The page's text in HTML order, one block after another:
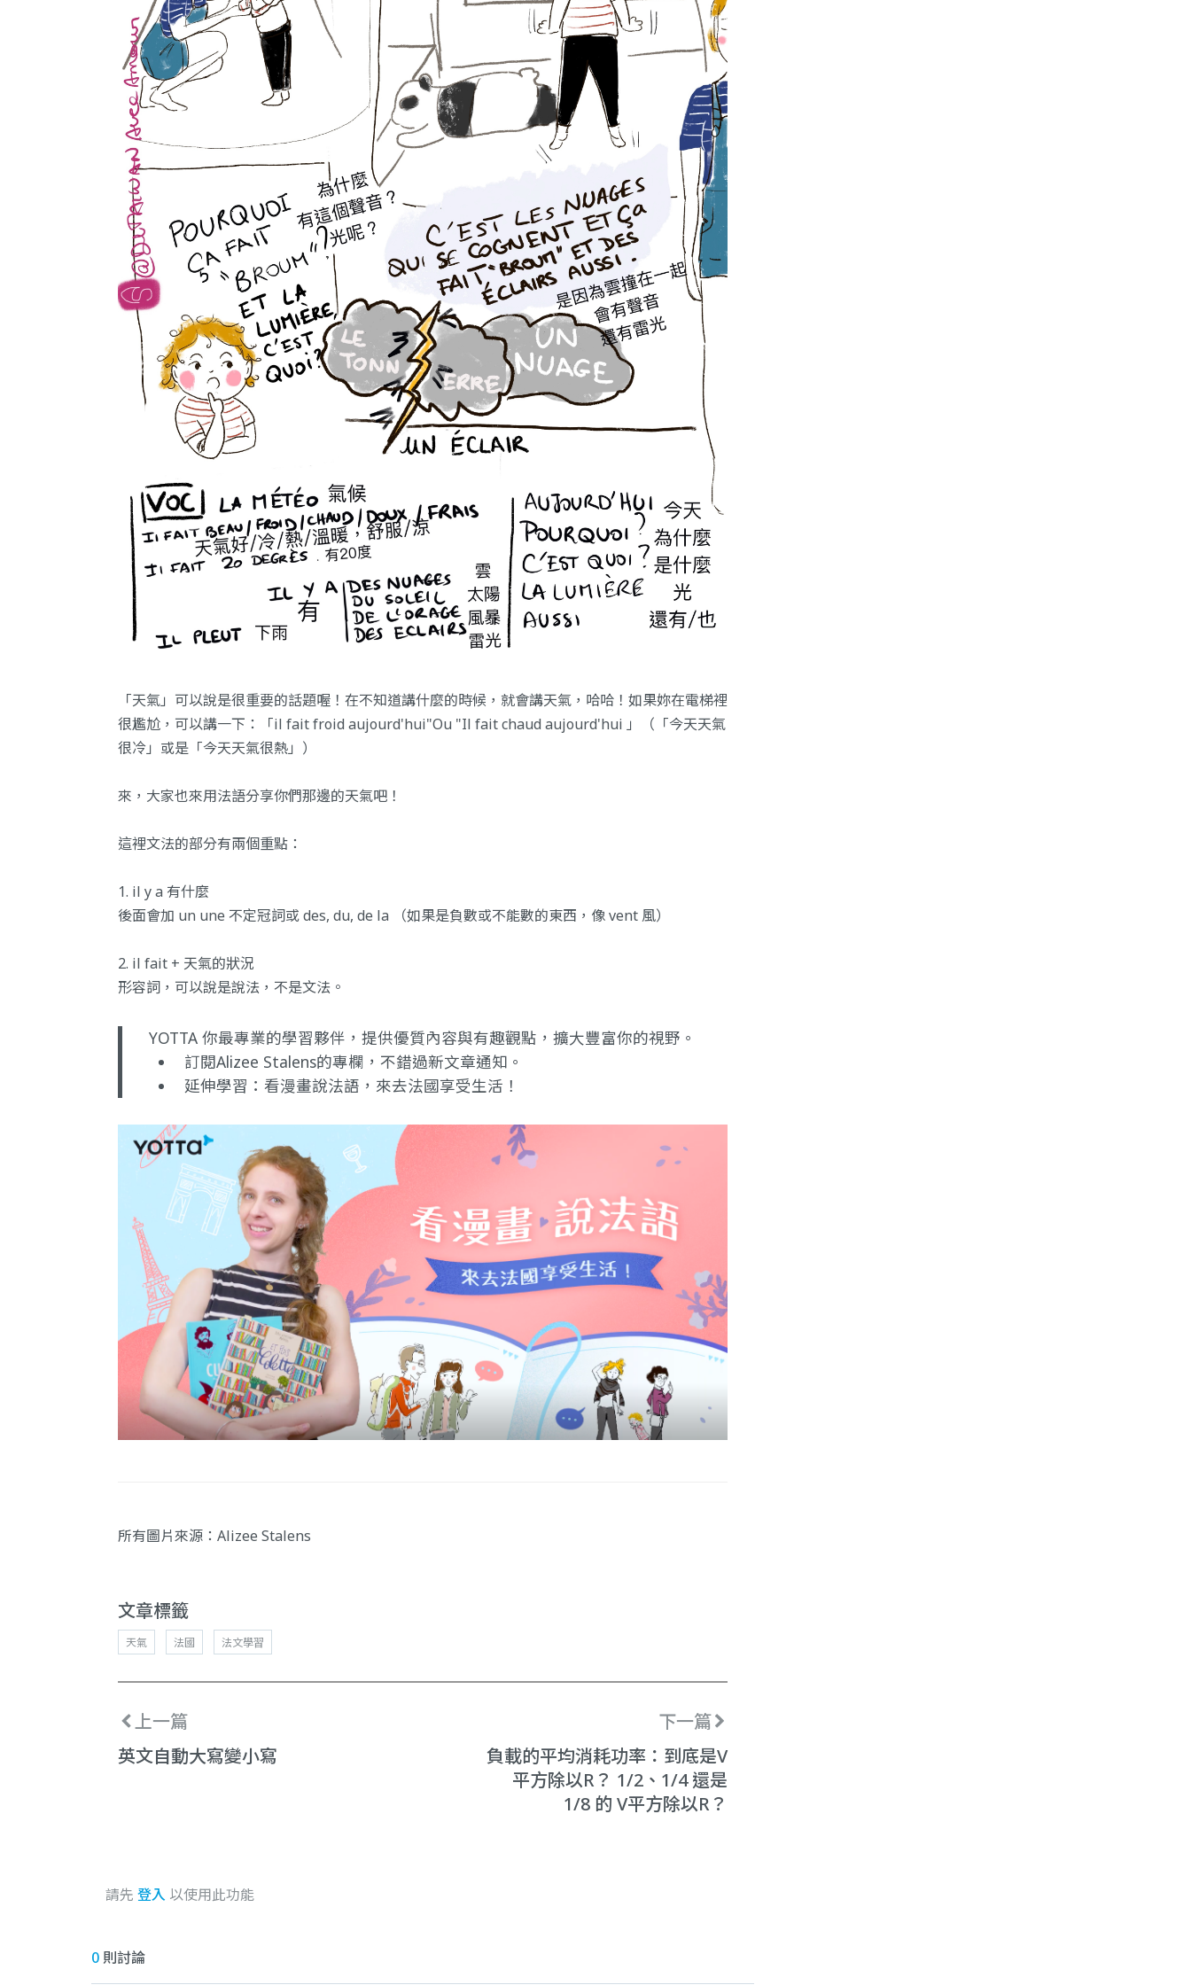
「天氣」可以說是很重要的話題喔！在不知道講什麼的時候，就會講天氣，哈哈！如果妳在電梯裡
很尷尬，可以講一下：「il fait froid aujourd'hui"Ou "Il fait chaud aujourd'hui 」（「今天天氣
很冷」或是「今天天氣很熱」）
來，大家也來用法語分享你們那邊的天氣吧！
這裡文法的部分有兩個重點：
1. il y a 有什麼
後面會加 un une 不定冠詞或 des, du, de la （如果是負數或不能數的東西，像 vent 風）
2. il fait + 天氣的狀況
形容詞，可以說是說法，不是文法。
YOTTA 你最專業的學習夥伴，提供優質內容與有趣觀點，擴大豐富你的視野。
訂閱Alizee Stalens的專欄 ，不錯過新文章通知。
延伸學習： 看漫畫說法語，來去法國享受生活！
所有圖片來源：Alizee Stalens
文章標籤
天氣 法國 法文學習
上一篇
英文自動大寫變小寫
下一篇
負載的平均消耗功率：到底是V
平方除以R？ 1/2、1/4 還是
1/8 的 V平方除以R？
請先 登入 以使用此功能
0 則討論